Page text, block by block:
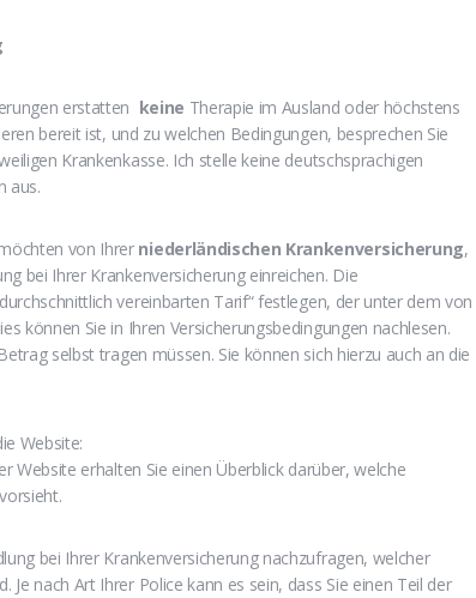
erstatten keine Therapie im Ausland oder höchstens
bereit ist, und zu welchen Bedingungen, besprechen Sie
Krankenkasse. Ich stelle keine deutschsprachigen
aus.
von Ihrer niederländischen Krankenversicherung,
bei Ihrer Krankenversicherung einreichen. Die
vereinbarten Tarif“ festlegen, der unter dem von
können Sie in Ihren Versicherungsbedingungen nachlesen.
selbst tragen müssen. Sie können sich hierzu auch an die
Website:
Website erhalten Sie einen Überblick darüber, welche
bei Ihrer Krankenversicherung nachzufragen, welcher
nach Art Ihrer Police kann es sein, dass Sie einen Teil der